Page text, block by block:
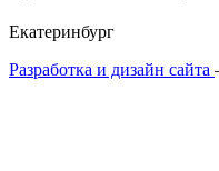
Екатеринбург
Разработка и дизайн сайта